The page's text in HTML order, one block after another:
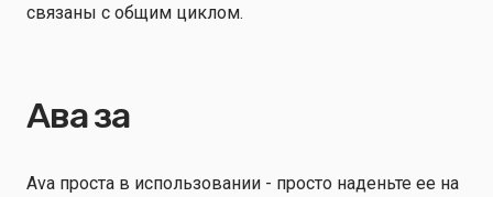
связаны с общим циклом.
Ава за
Ava проста в использовании - просто наденьте ее на